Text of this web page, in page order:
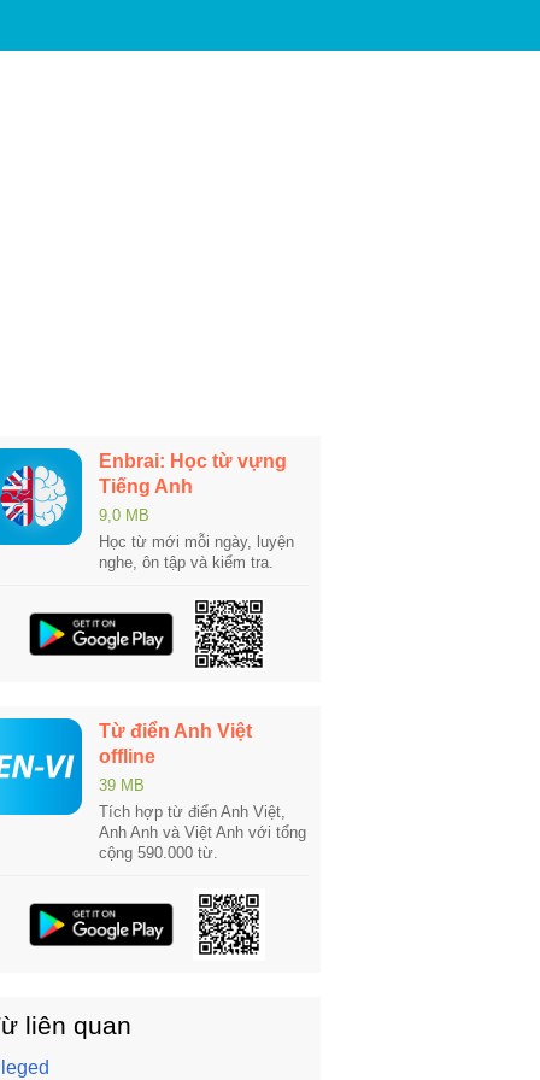
Enbrai: Học từ vựng
Tiếng Anh
9,0 MB
Học từ mới mỗi ngày, luyện
nghe, ôn tập và kiểm tra.
Từ điển Anh Việt
offline
39 MB
Tích hợp từ điển Anh Việt,
Anh Anh và Việt Anh với tổng
cộng 590.000 từ.
liên quan